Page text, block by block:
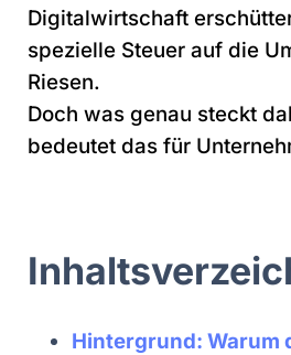
Digitalwirtschaft
spezielle Steuer auf die
Riesen.
Doch was genau steckt
bedeutet das für
Hintergrund: Warum